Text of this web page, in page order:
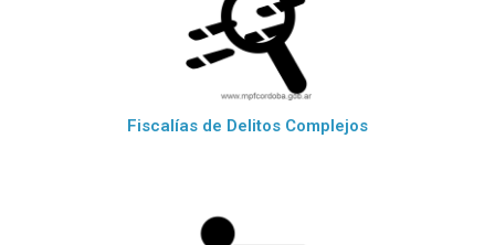
Fiscalías de Delitos Complejos